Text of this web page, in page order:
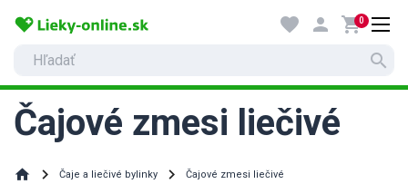
search
favorite person shopping_cart0
Čajové zmesi liečivé
home Čaje a liečivé bylinky Čajové zmesi liečivé